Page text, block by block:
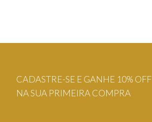
CADASTRE-SE E GANHE 10% OFF
NA SUA PRIMEIRA COMPRA